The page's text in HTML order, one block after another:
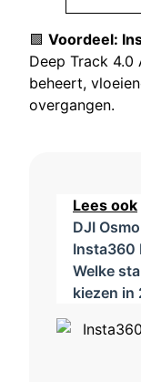
🟩 Voordeel:
Deep Track 4.0
beheert,
overgangen.
Lees ook
DJI
Insta360
Welke
kiezen in